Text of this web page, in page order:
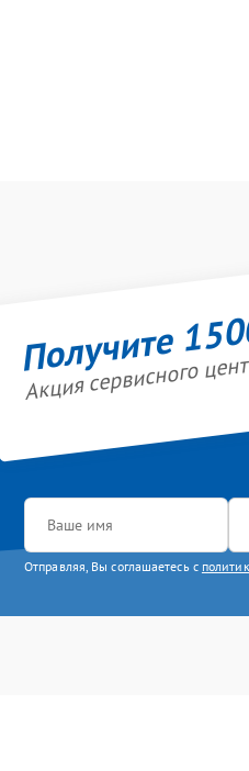
Получите
Акция сервисного
Отправляя, Вы соглашаетесь с